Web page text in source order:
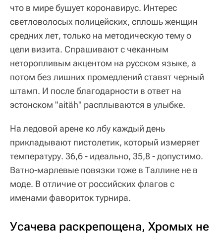
что в мире бушует коронавирус. Интерес
светловолосых полицейских, сплошь женщин
средних лет, только на методическую тему о
цели визита. Спрашивают с чеканным
неторопливым акцентом на русском языке, а
потом без лишних промедлений ставят черный
штамп. И после благодарности в ответ на
эстонском "aitäh" расплываются в улыбке.
На ледовой арене ко лбу каждый день
прикладывают пистолетик, который измеряет
температуру. 36,6 - идеально, 35,8 - допустимо.
Ватно-марлевые повязки тоже в Таллине не в
моде. В отличие от российских флагов с
именами фавориток турнира.
Усачева раскрепощена, Хромых не